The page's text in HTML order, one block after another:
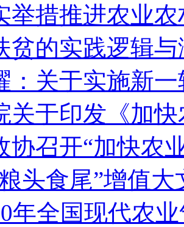
举措推进农业
贫的实践逻辑
：关于实施新
关于印发《加
协召开“加快农
头食尾”增值大
年全国现代农